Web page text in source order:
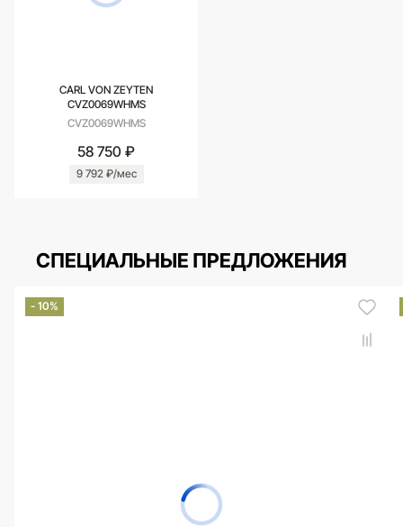
CARL VON ZEYTEN
CVZ0069WHMS
CVZ0069WHMS
58 750 ₽
9 792 ₽/мес
СПЕЦИАЛЬНЫЕ ПРЕДЛОЖЕНИЯ
- 10%